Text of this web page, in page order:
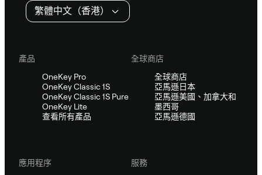
繁體中文（香港）
產品
OneKey Pro
OneKey Classic 1S
OneKey Classic 1S Pure
OneKey Lite
查看所有產品
全球商店
全球商店
亞馬遜日本
亞馬遜美國、加拿大和
墨西哥
亞馬遜德國
應用程序
服務